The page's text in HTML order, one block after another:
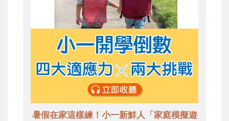
暑假在家這樣練！小一新鮮人「家庭模擬遊